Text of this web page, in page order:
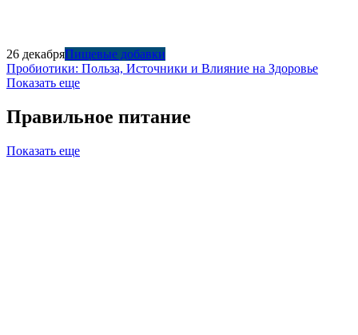
26 декабряПищевые добавки
Пробиотики: Польза, Источники и Влияние на Здоровье
Показать еще
Правильное питание
Показать еще